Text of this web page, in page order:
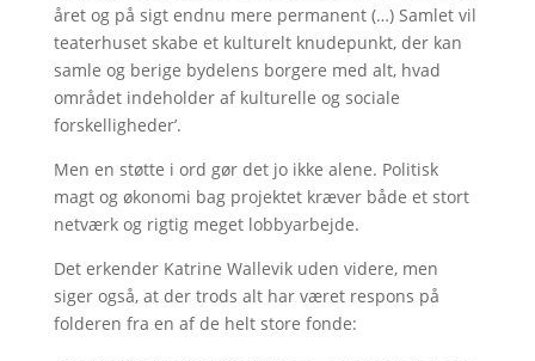
året og på sigt endnu mere permanent (…) Samlet vil
teaterhuset skabe et kulturelt knudepunkt, der kan
samle og berige bydelens borgere med alt, hvad
området indeholder af kulturelle og sociale
forskelligheder’.
Men en støtte i ord gør det jo ikke alene. Politisk
magt og økonomi bag projektet kræver både et stort
netværk og rigtig meget lobbyarbejde.
Det erkender Katrine Wallevik uden videre, men
siger også, at der trods alt har været respons på
folderen fra en af de helt store fonde: